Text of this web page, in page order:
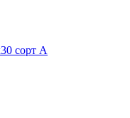
сорт А